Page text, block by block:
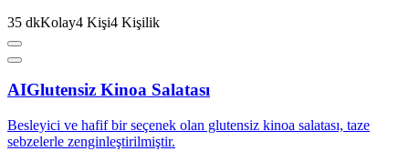
35 dkKolay4 Kişi4 Kişilik
AIGlutensiz Kinoa Salatası
Besleyici ve hafif bir seçenek olan glutensiz kinoa salatası, taze
sebzelerle zenginleştirilmiştir.